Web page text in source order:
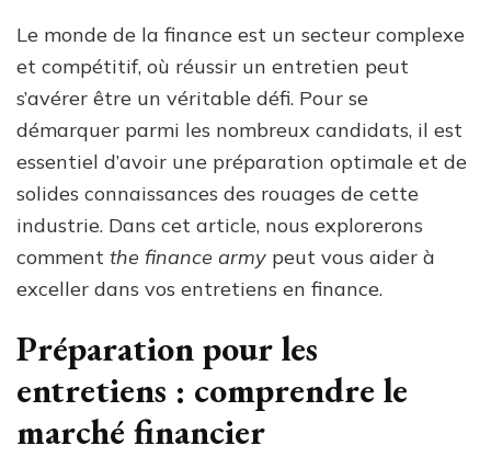
Le monde de la finance est un secteur complexe
et compétitif, où réussir un entretien peut
s’avérer être un véritable défi. Pour se
démarquer parmi les nombreux candidats, il est
essentiel d’avoir une préparation optimale et de
solides connaissances des rouages de cette
industrie. Dans cet article, nous explorerons
comment the finance army peut vous aider à
exceller dans vos entretiens en finance.
Préparation pour les
entretiens : comprendre le
marché financier